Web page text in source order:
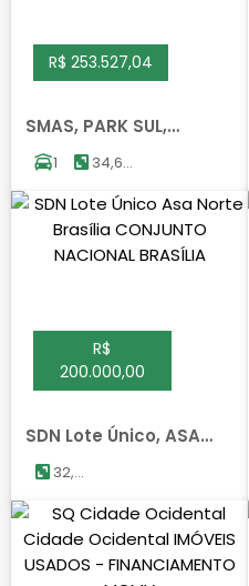
R$ 253.527,04
SMAS, PARK SUL,
BRASILIA
1
34,64
R$
200.000,00
SDN Lote Único, ASA
NORTE, BRASILIA
32,00